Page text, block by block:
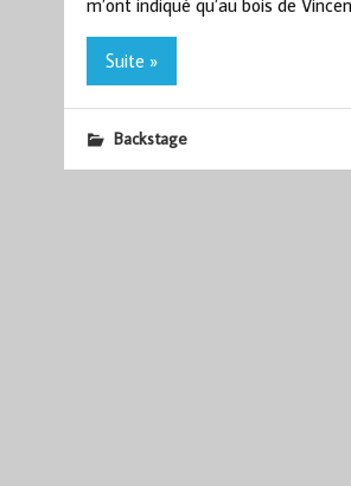
m’ont indiqué qu’au bois de
Suite »
Backstage